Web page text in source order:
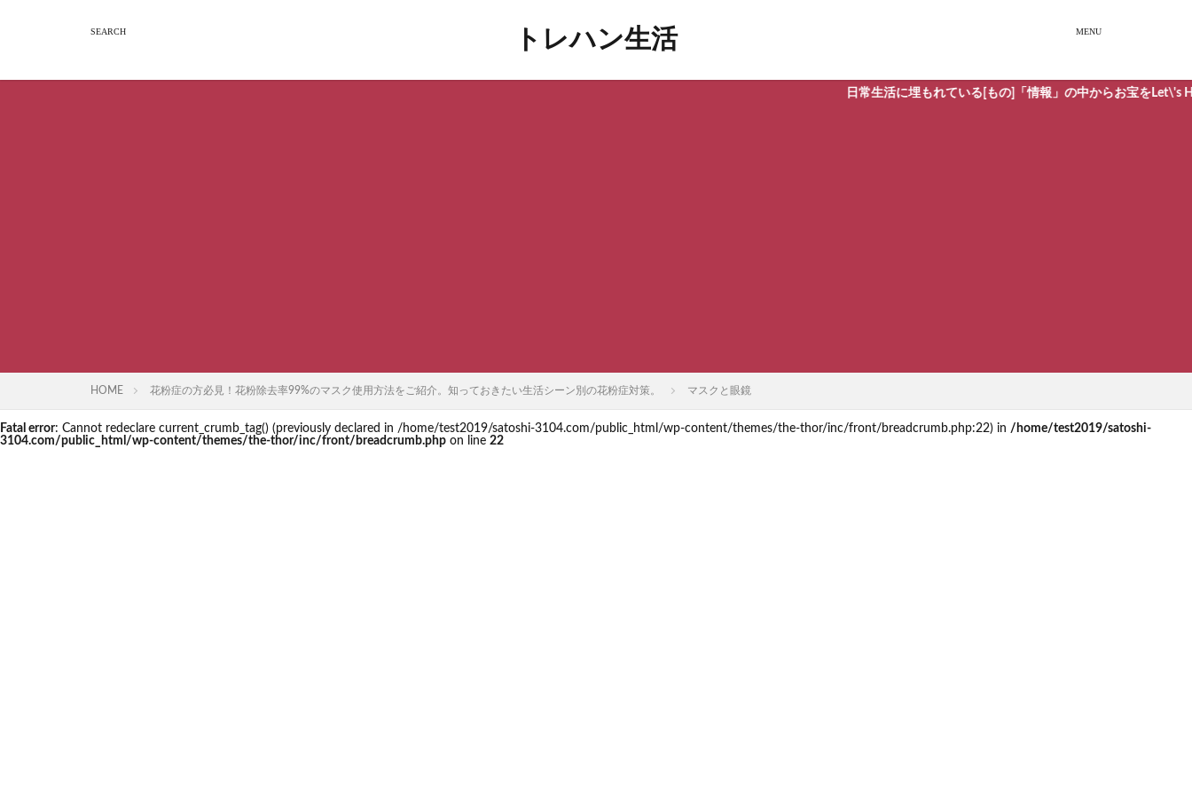
トレハン生活
日常生活に埋もれている[もの]「情報」の中からお宝をLet\'s
HOME 花粉症の方必見！花粉除去率99%のマスク使用方法をご紹介。知っておきたい生活シーン別の花粉症対策。 マスクと眼鏡
Fatal error: Cannot redeclare current_crumb_tag() (previously declared in /home/test2019/satoshi-3104.com/public_html/wp-content/themes/the-thor/inc/front/breadcrumb.php:22) in /home/test2019/satoshi-
3104.com/public_html/wp-content/themes/the-thor/inc/front/breadcrumb.php on line 22